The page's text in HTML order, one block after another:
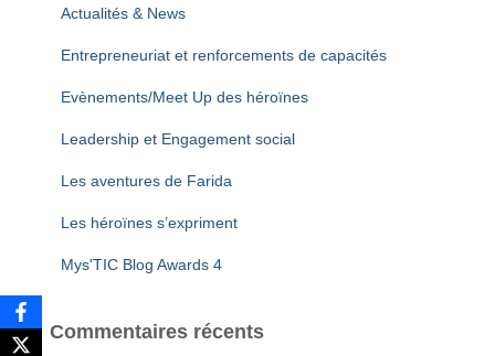
Actualités & News
Entrepreneuriat et renforcements de capacités
Evènements/Meet Up des héroïnes
Leadership et Engagement social
Les aventures de Farida
Les héroïnes s’expriment
Mys'TIC Blog Awards 4
Commentaires récents